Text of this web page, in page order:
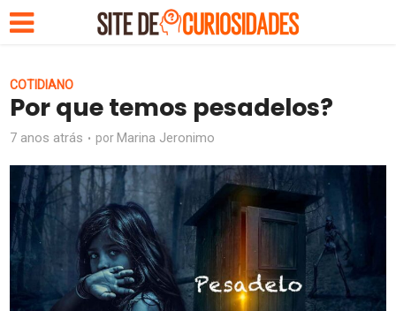
COTIDIANO
Por que temos pesadelos?
7 anos atrás por Marina Jeronimo